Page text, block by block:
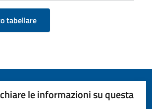
tabellare
le informazioni su questa